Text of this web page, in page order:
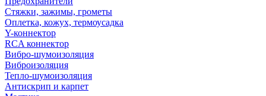
Стяжки, зажимы, грометы
Оплетка, кожух, термоусадка
Y-коннектор
RCA коннектор
Вибро-шумоизоляция
Виброизоляция
Тепло-шумоизоляция
Антискрип и карпет